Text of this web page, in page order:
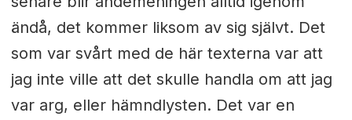
ändå, det kommer liksom av sig självt. Det
som var svårt med de här texterna var att
jag inte ville att det skulle handla om att jag
var arg, eller hämndlysten. Det var en